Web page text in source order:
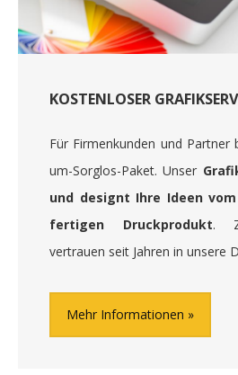
KOSTENLOSER
Für Firmenkunden und Partner
um-Sorglos-Paket. Unser
und designt Ihre Ideen
fertigen Druckprodukt.
vertrauen seit Jahren in unsere
Mehr Informationen